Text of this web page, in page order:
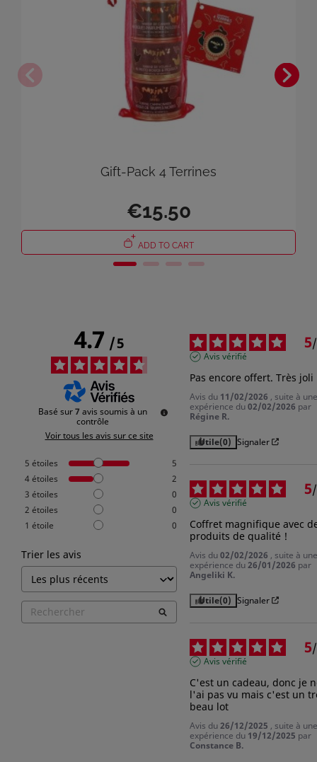
Gift-Pack 4 Terrines
€15.50
ADD TO CART
4.7/5
Basé sur7 avis soumis à un
contrôle
Voir tous les avis sur ce site
5 étoiles
5
4étoiles
2
3 étoiles
0
2 étoiles
0
1 étoile 0
Trier les avis
5/
Avis vérifié
Pas encore offert. Très joli
Avis du 11/02/2026 , suite à une
expérience du02/02/2026 par
Régine R.
Utile(0) Signaler
5/
Avis vérifié
Coffret magnifique avec
produits de qualité !
Avis du02/02/2026 , suite à une
expérience du26/01/2026 par
Angeliki K.
Utile(0) Signaler
5/
Avis vérifié
C'est un cadeau, donc je
l'ai pas vu mais c'est un
beau lot
Avis du26/12/2025 , suite à une
expérience du 19/12/2025 par
Constance B.
You need to be logged in to save products in your wish list.